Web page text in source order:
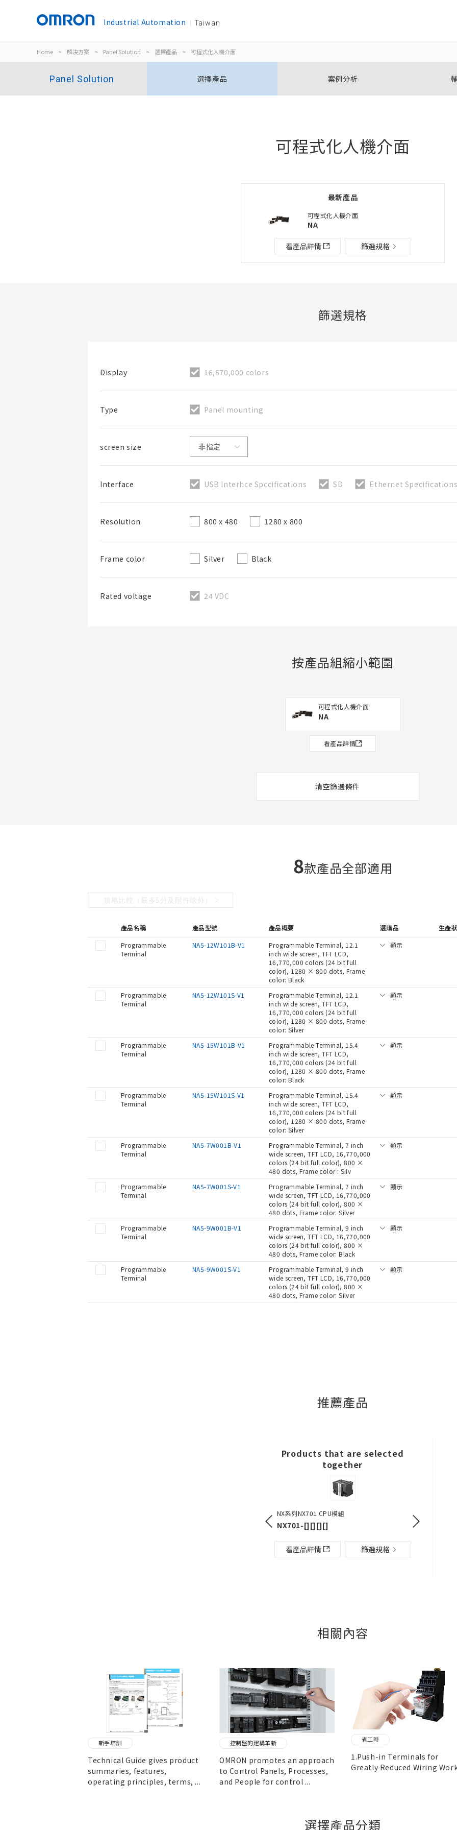
Industrial Automation Taiwan
Home > 解决方案 > Panel Solution > 選擇產品 > 可程式化人機介面
Panel Solution 選擇產品 案例分析
可程式化人機介面
最新產品
可程式化人機介面
NA
看產品詳情 篩選規格
篩選規格
Display 16,670,000 colors
Type Panel mounting
screen size
Interface USB Interhce Spccifications SD Ethernet
Resolution 800 x 480 1280 x 800
Frame color Silver Black
Rated voltage 24 VDC
按產品組縮小範圍
可程式化人機介面
NA
看產品詳情
清空篩選條件
8款產品全部適用
規格比較（最多5分及附件除外）
產品名稱 產品型號 產品概要 選購品
生產
Programmable
Terminal
NA5-12W101B-V1
Programmable Terminal, 12.1
inch wide screen, TFT LCD,
16,770,000 colors (24 bit full
color), 1280 × 800 dots, Frame
color: Black
顯示
Programmable
Terminal
NA5-12W101S-V1
Programmable Terminal, 12.1
inch wide screen, TFT LCD,
16,770,000 colors (24 bit full
color), 1280 × 800 dots, Frame
color: Silver
顯示
Programmable
Terminal
NA5-15W101B-V1
Programmable Terminal, 15.4
inch wide screen, TFT LCD,
16,770,000 colors (24 bit full
color), 1280 × 800 dots, Frame
color: Black
顯示
Programmable
Terminal
NA5-15W101S-V1
Programmable Terminal, 15.4
inch wide screen, TFT LCD,
16,770,000 colors (24 bit full
color), 1280 × 800 dots, Frame
color: Silver
顯示
Programmable
Terminal
NA5-7W001B-V1
Programmable Terminal, 7 inch
wide screen, TFT LCD, 16,770,000
colors (24 bit full color), 800 ×
480 dots, Frame color : Silv
顯示
Programmable
Terminal
NA5-7W001S-V1
Programmable Terminal, 7 inch
wide screen, TFT LCD, 16,770,000
colors (24 bit full color), 800 ×
480 dots, Frame color: Silver
顯示
Programmable
Terminal
NA5-9W001B-V1
Programmable Terminal, 9 inch
wide screen, TFT LCD, 16,770,000
colors (24 bit full color), 800 ×
480 dots, Frame color: Black
顯示
Programmable
Terminal
NA5-9W001S-V1
Programmable Terminal, 9 inch
wide screen, TFT LCD, 16,770,000
colors (24 bit full color), 800 ×
480 dots, Frame color: Silver
顯示
推薦產品
Products that are selected
together
NX系列NX701 CPU模組
NX701-[][][][]
看產品詳情 篩選規格
Block
相關內容
新手培訓
Technical Guide gives product
summaries, features,
operating principles, terms, ...
控制盤的建構革新
OMRON promotes an approach
to Control Panels, Processes,
and People for control ...
省工時
1.Push-in Terminals for
Greatly Reduced Wiring
選擇產品分類
加入到現有BOM表
檔案夾/BOM表說明
檔案夾 必要
新建檔案夾
直接建立新BOM表
BOM表名稱 必要
BOM表說明
關閉
選擇其他產品